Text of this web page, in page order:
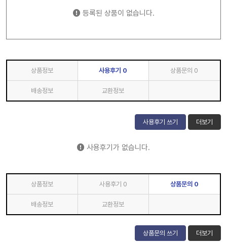
등록된 상품이 없습니다.
상품정보 사용후기 0 상품문의 0
배송정보 교환정보
사용후기 쓰기 더보기
사용후기가 없습니다.
상품정보 사용후기 0 상품문의 0
배송정보 교환정보
상품문의 쓰기 더보기